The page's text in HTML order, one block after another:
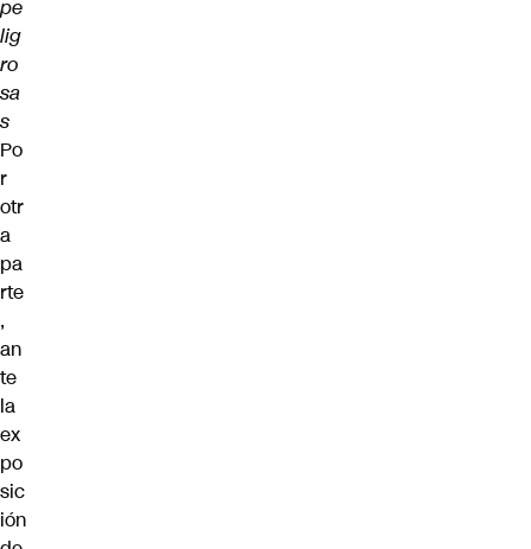
pe
lig
ro
sa
s
Po
r
otr
a
pa
rte
,
an
te
la
ex
po
sic
ión